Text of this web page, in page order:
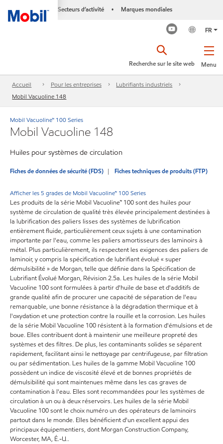
Secteurs d’activité • Marques mondiales
FR
Menu
Recherche sur le site web
Accueil Pour les entreprises
Lubrifiants industriels
Mobil Vacuoline 148
Mobil Vacuoline™ 100 Series
Mobil Vacuoline 148
Huiles pour systèmes de circulation
Fiches de données de sécurité (FDS) Fiches techniques de produits (FTP)
Afficher les 5 grades de Mobil Vacuoline™ 100 Series
Les produits de la série Mobil Vacuoline™ 100 sont des huiles pour
système de circulation de qualité très élevée principalement destinées à
la lubrification des paliers lisses des systèmes de lubrification
entièrement fluide, particulièrement ceux sujets à une contamination
importante par l'eau, comme les paliers amortisseurs des laminoirs à
métal. Plus particulièrement, ils respectent les exigences des paliers de
laminoir, y compris la spécification de lubrifiant évolué « super
démulsibilité » de Morgan, telle que définie dans la Spécification de
Lubrifiant Évolué Morgan, Révision 2.5a. Les huiles de la série Mobil
Vacuoline 100 sont formulées à partir d'huile de base et d'additifs de
grande qualité afin de procurer une capacité de séparation de l'eau
remarquable, une bonne résistance à la dégradation thermique et à
l'oxydation et une protection contre la rouille et la corrosion. Les huiles
de la série Mobil Vacuoline 100 résistent à la formation d'émulsions et de
boue. Elles contribuent dont à maintenir une meilleure propreté des
systèmes et des filtres. De plus, les contaminants solides se séparent
rapidement, facilitant ainsi le nettoyage par centrifugeuse, par filtration
ou par sédimentation. Les huiles de la gamme Mobil Vacuoline 100
possèdent un indice de viscosité élevé et de bonnes propriétés de
démulsibilité qui sont maintenues même dans les cas graves de
contamination à l'eau. Elles sont recommandées pour les systèmes de
circulation à un ou à deux réservoirs. Les huiles de la série Mobil
Vacuoline 100 sont le choix numéro un des opérateurs de laminoirs
partout dans le monde. Elles bénéficient d'un excellent appui des
principaux équipementiers, dont Morgan Construction Company,
Worcester, MA, É.-U..